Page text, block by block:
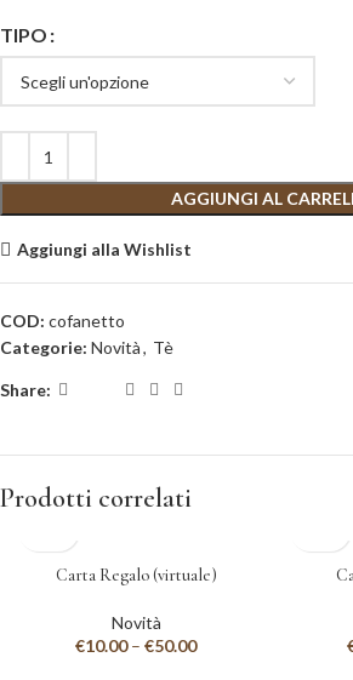
TIPO
AGGIUNGI AL
Aggiungi alla Wishlist
COD: cofanetto
Categorie: Novità, Tè
Share:
Prodotti correlati
Carta Regalo (virtuale)
Novità
€10.00– €50.00